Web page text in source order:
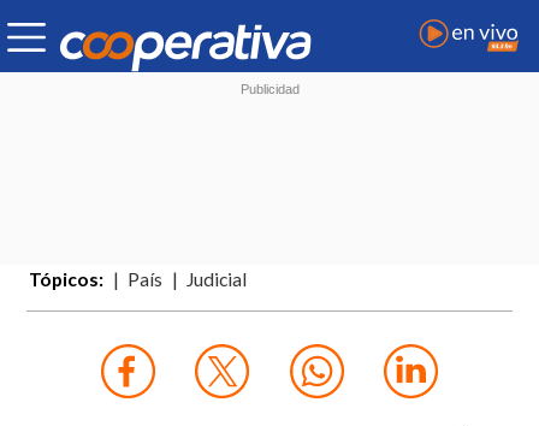
Tópicos: País Judicial